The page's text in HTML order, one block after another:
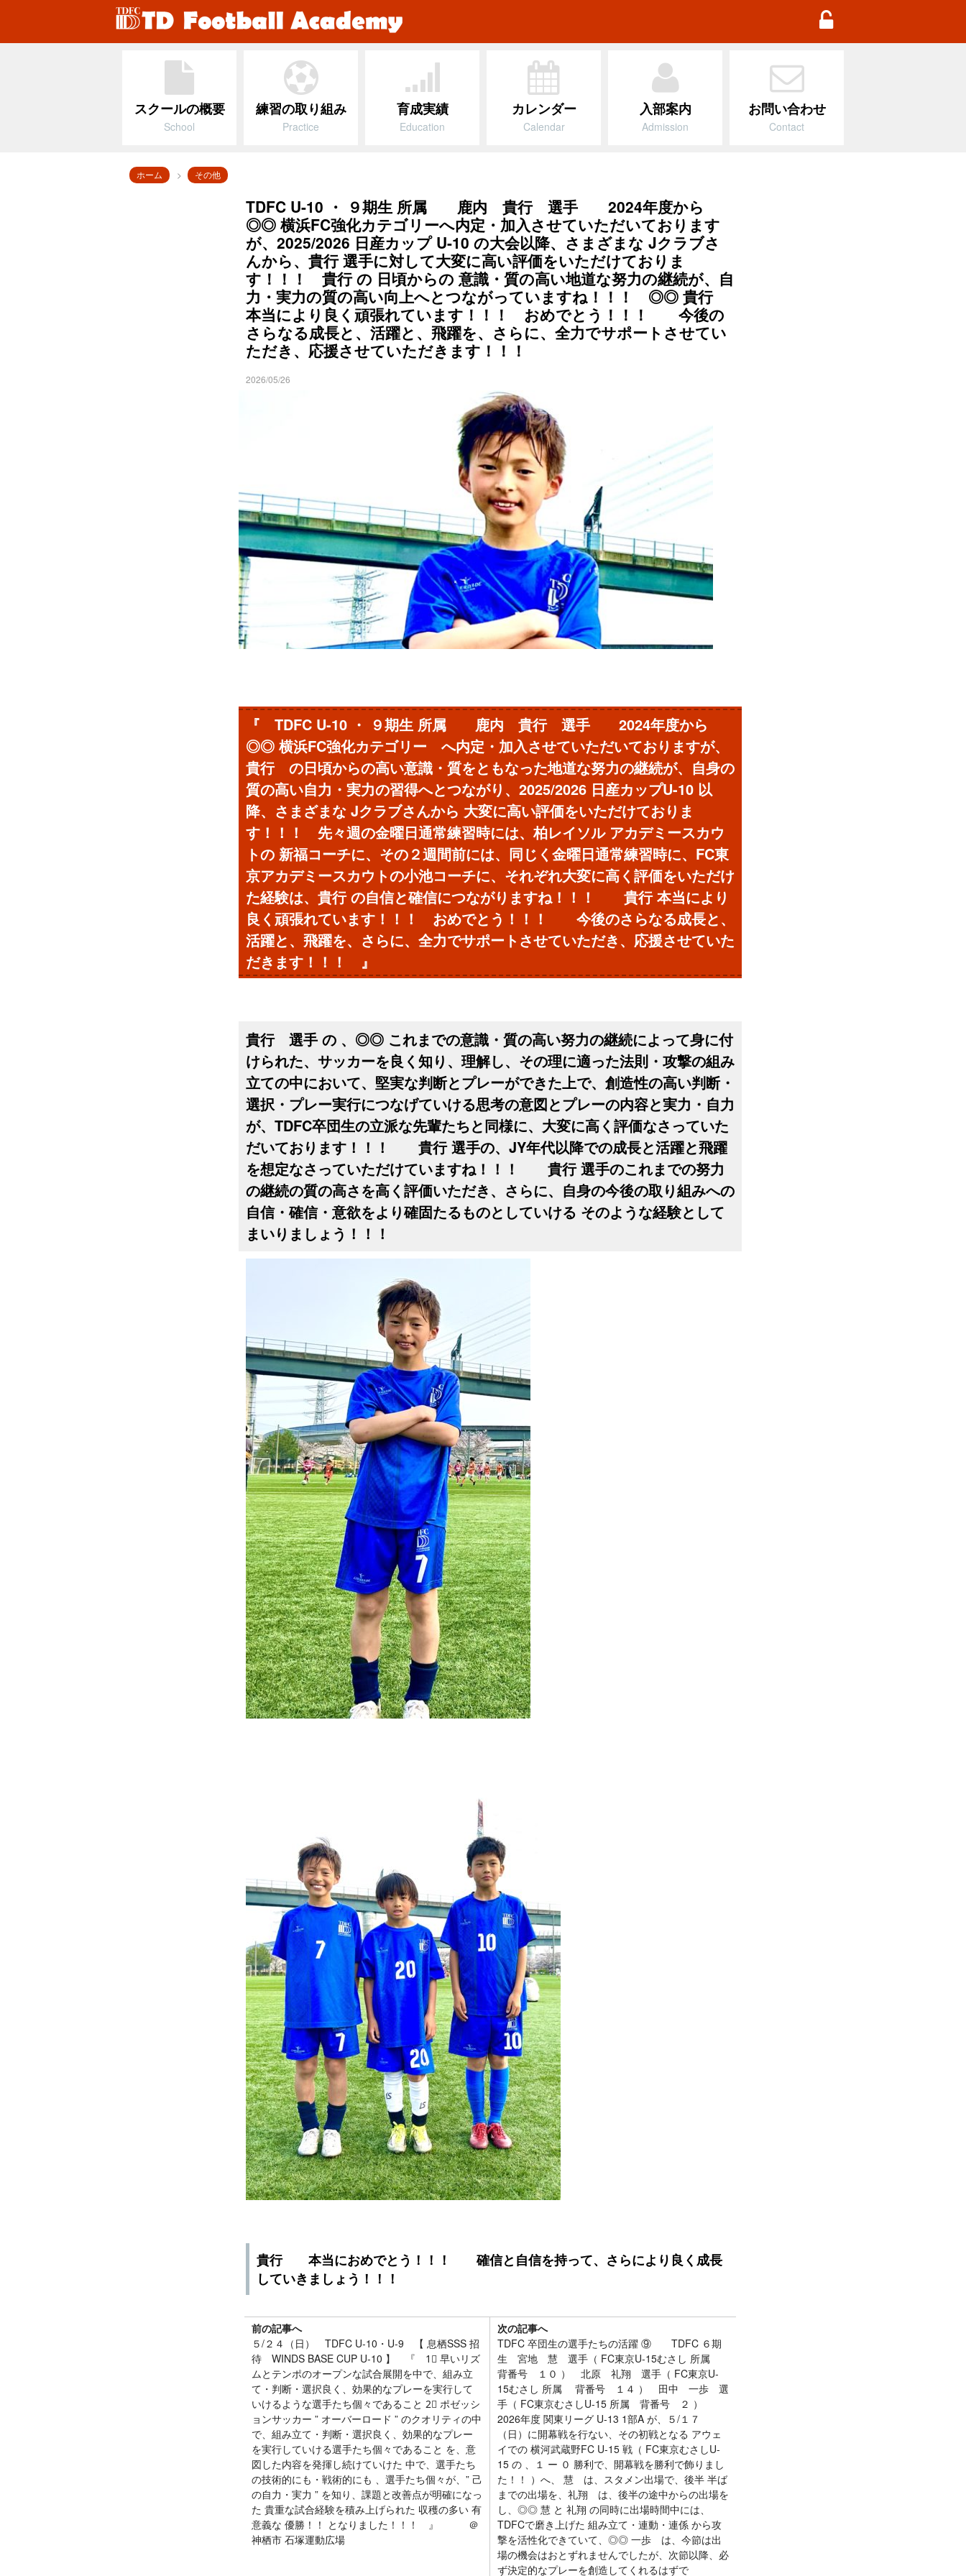
TD Football Academy
スクールの概要
School
練習の取り組み
Practice
育成実績
Education
カレンダー
Calendar
入部案内
Admission
お問い合わせ
Contact
ホーム その他
TDFC U-10 ・ ９期生 所属 鹿内 貴行 選手 2024年度から
◎◎ 横浜FC強化カテゴリーへ内定・加入させていただいております
が、2025/2026 日産カップ U-10 の大会以降、さまざまな Jクラブさ
んから、貴行 選手に対して大変に高い評価をいただけておりま
す！！！ 貴行 の 日頃からの 意識・質の高い地道な努力の継続が、自
力・実力の質の高い向上へとつながっていますね！！！ ◎◎ 貴行
本当により良く頑張れています！！！ おめでとう！！！ 今後の
さらなる成長と、活躍と、飛躍を、さらに、全力でサポートさせてい
ただき、応援させていただきます！！！
2026/05/26
『 TDFC U-10 ・ ９期生 所属 鹿内 貴行 選手 2024年度から
◎◎ 横浜FC強化カテゴリー へ内定・加入させていただいておりますが、
貴行 の日頃からの高い意識・質をともなった地道な努力の継続が、自身の
質の高い自力・実力の習得へとつながり、2025/2026 日産カップU-10 以
降、さまざまな Jクラブさんから 大変に高い評価をいただけておりま
す！！！ 先々週の金曜日通常練習時には、柏レイソル アカデミースカウ
トの 新福コーチに、その２週間前には、同じく金曜日通常練習時に、FC東
京アカデミースカウトの小池コーチに、それぞれ大変に高く評価をいただけ
た経験は、貴行 の自信と確信につながりますね！！！ 貴行 本当により
良く頑張れています！！！ おめでとう！！！ 今後のさらなる成長と、
活躍と、飛躍を、さらに、全力でサポートさせていただき、応援させていた
だきます！！！ 』
貴行 選手 の 、◎◎ これまでの意識・質の高い努力の継続によって身に付
けられた、サッカーを良く知り、理解し、その理に適った法則・攻撃の組み
立ての中において、堅実な判断とプレーができた上で、創造性の高い判断・
選択・プレー実行につなげていける思考の意図とプレーの内容と実力・自力
が、TDFC卒団生の立派な先輩たちと同様に、大変に高く評価なさっていた
だいております！！！ 貴行 選手の、JY年代以降での成長と活躍と飛躍
を想定なさっていただけていますね！！！ 貴行 選手のこれまでの努力
の継続の質の高さを高く評価いただき、さらに、自身の今後の取り組みへの
自信・確信・意欲をより確固たるものとしていける そのような経験として
まいりましょう！！！
貴行 本当におめでとう！！！ 確信と自信を持って、さらにより良く成長
していきましょう！！！
前の記事へ
５/２４（日） TDFC U-10・U-9 【 息栖SSS 招
待 WINDS BASE CUP U-10 】 『 1⃣ 早いリズ
ムとテンポのオープンな試合展開を中で、組み立
て・判断・選択良く、効果的なプレーを実行して
いけるような選手たち個々であること 2⃣ ポゼッシ
ョンサッカー ” オーバーロード ” のクオリティの中
で、組み立て・判断・選択良く、効果的なプレー
を実行していける選手たち個々であること を、意
図した内容を発揮し続けていけた 中で、選手たち
の技術的にも・戦術的にも 、選手たち個々が、” 己
の自力・実力 ” を知り、課題と改善点が明確になっ
た 貴重な試合経験を積み上げられた 収穫の多い 有
意義な 優勝！！ となりました！！！ 』 ＠
神栖市 石塚運動広場
次の記事へ
TDFC 卒団生の選手たちの活躍 ⑨ TDFC ６期
生 宮地 慧 選手（ FC東京U-15むさし 所属
背番号 １０ ） 北原 礼翔 選手（ FC東京U-
15むさし 所属 背番号 １４ ） 田中 一歩 選
手（ FC東京むさしU-15 所属 背番号 ２ ）
2026年度 関東リーグ U-13 1部A が、５/１７
（日）に開幕戦を行ない、その初戦となる アウェ
イでの 横河武蔵野FC U-15 戦（ FC東京むさしU-
15 の 、１ ー ０ 勝利で、開幕戦を勝利で飾りまし
た！！ ）へ、 慧 は、スタメン出場で、後半 半ば
までの出場を、礼翔 は、後半の途中からの出場を
し、◎◎ 慧 と 礼翔 の同時に出場時間中には、
TDFCで磨き上げた 組み立て・連動・連係 から攻
撃を活性化できていて、◎◎ 一歩 は、今節は出
場の機会はおとずれませんでしたが、次節以降、必
ず決定的なプレーを創造してくれるはずで